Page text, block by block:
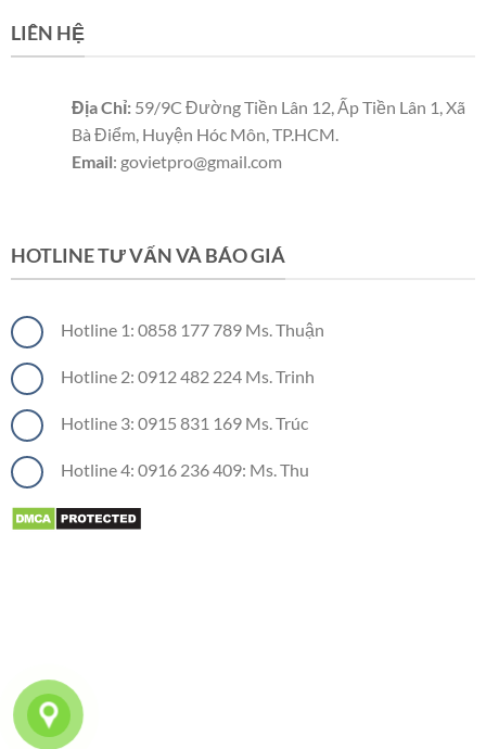
LIÊN HỆ
Địa Chỉ:59/9C Đường Tiền Lân 12, Ấp Tiền Lân 1, Xã
Bà Điểm, Huyện Hóc Môn, TP.HCM.
Email: govietpro@gmail.com
HOTLINE TƯ VẤN VÀ BÁO GIÁ
Hotline 1: 0858 177 789 Ms. Thuận
Hotline 2: 0912 482 224 Ms. Trinh
Hotline 3: 0915 831 169 Ms. Trúc
Hotline 4: 0916 236 409: Ms. Thu